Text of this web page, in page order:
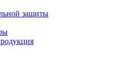
защиты